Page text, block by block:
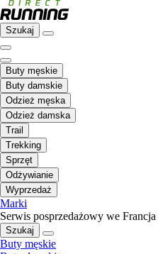
Szukaj
Buty męskie
Buty damskie
Odzież męska
Odzież damska
Trail
Trekking
Sprzęt
Odżywianie
Wyprzedaż
Marki
Serwis posprzedażowy we Francja
Szukaj
Buty męskie